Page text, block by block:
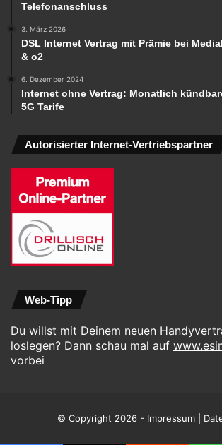
Telefonanschluss
3. März 2026
DSL Internet Vertrag mit Prämie bei
& o2
6. Dezember 2024
Internet ohne Vertrag: Monatlich
5G Tarife
Autorisierter Internet-Vertriebspartner
Web-Tipp
Du willst mit Deinem neuen
loslegen? Dann schau mal auf
vorbei
© Copyright 2026 - Impressum